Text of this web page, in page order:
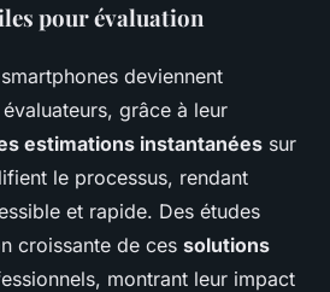
pour évaluation
deviennent
grâce à leur
estimations instantanées sur
le processus, rendant
et rapide. Des études
croissante de ces solutions
montrant leur impact